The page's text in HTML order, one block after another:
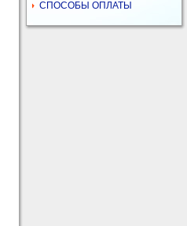
СПОСОБЫ ОПЛАТЫ